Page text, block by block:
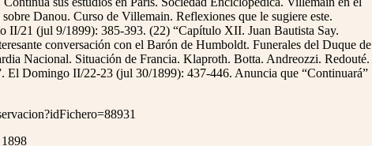
Danou. Curso de Villemain. Reflexiones que le sugiere este.
II/21 (jul 9/1899): 385-393. (22) “Capítulo XII. Juan Bautista Say.
conversación con el Barón de Humboldt. Funerales del Duque de
Nacional. Situación de Francia. Klaproth. Botta. Andreozzi. Redouté.
El Domingo II/22-23 (jul 30/1899): 437-446. Anuncia que “Continuará”